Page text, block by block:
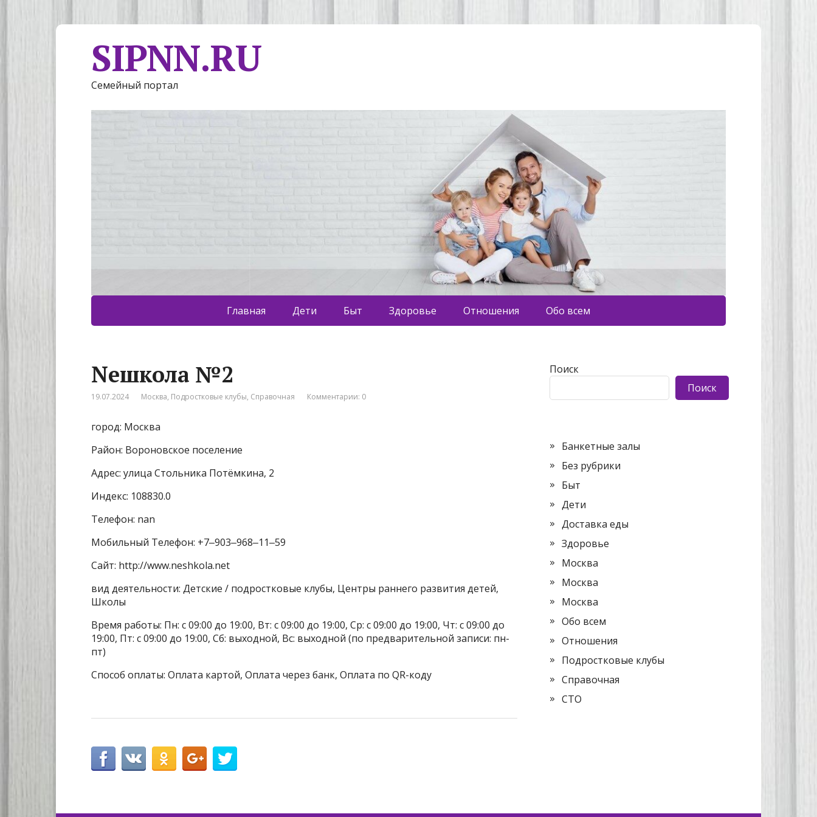
SIPNN.RU
Семейный портал
Главная Дети Быт Здоровье Отношения Обо всем
Neшкола №2
19.07.2024 Москва, Подростковые клубы, Справочная Комментарии: 0
город: Москва
Район: Вороновское поселение
Адрес: улица Стольника Потёмкина, 2
Индекс: 108830.0
Телефон: nan
Мобильный Телефон: +7‒903‒968‒11‒59
Сайт: http://www.neshkola.net
вид деятельности: Детские / подростковые клубы, Центры раннего развития детей,
Школы
Время работы: Пн: с 09:00 до 19:00, Вт: с 09:00 до 19:00, Ср: с 09:00 до 19:00, Чт: с 09:00 до
19:00, Пт: с 09:00 до 19:00, Сб: выходной, Вс: выходной (по предварительной записи: пн-
пт)
Способ оплаты: Оплата картой, Оплата через банк, Оплата по QR-коду
Поиск
Поиск
Банкетные залы
Без рубрики
Быт
Дети
Доставка еды
Здоровье
Москва
Москва
Москва
Обо всем
Отношения
Подростковые клубы
Справочная
СТО